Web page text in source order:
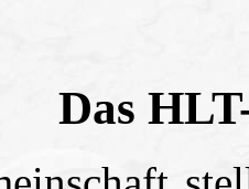
Das